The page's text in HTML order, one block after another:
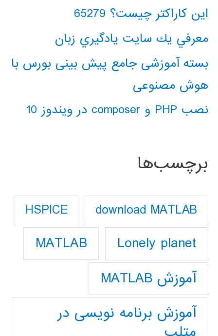
این کاراکتر چیست؟ 65279
معرفي يك سايت يادگيري زبان
بسته آموزشی جامع پیش بینی بورس با
هوش مصنوعی
نصب PHP و composer در ویندوز 10
برچسب‌ها
download MATLAB
HSPICE
Lonely planet
MATLAB
آموزش MATLAB
آموزش برنامه نویسی در